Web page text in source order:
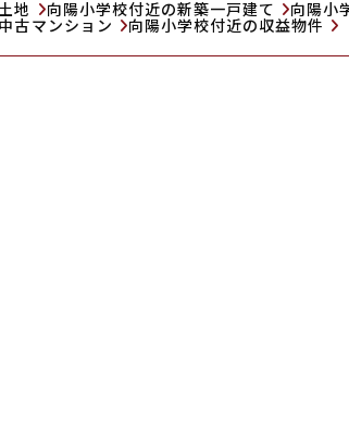
地
向陽小学校付近の新築一戸建て 向陽小
古マンション 向陽小学校付近の収益物件